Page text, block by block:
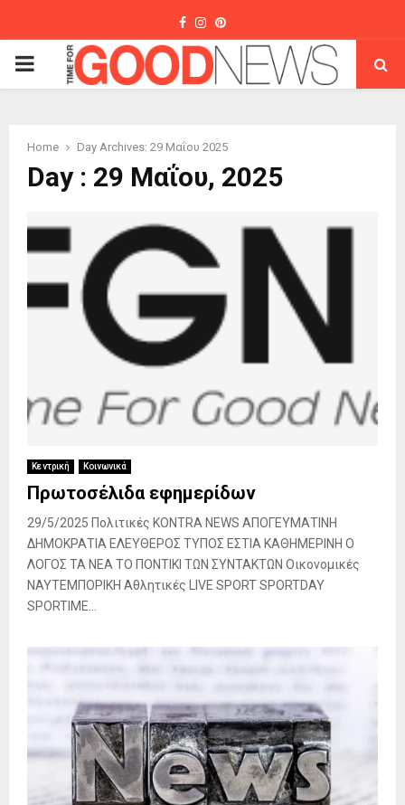
Facebook
Instagram
Pinterest
PRIMARY
Home Day Archives: 29 Μαΐου 2025
Day : 29 Μαΐου, 2025
Κεντρική Κοινωνικά
Πρωτοσέλιδα εφημερίδων
29/5/2025 Πολιτικές KONTRA NEWS ΑΠΟΓΕΥΜΑΤΙΝΗ
ΔΗΜΟΚΡΑΤΙΑ ΕΛΕΥΘΕΡΟΣ ΤΥΠΟΣ ΕΣΤΙΑ ΚΑΘΗΜΕΡΙΝΗ Ο
ΛΟΓΟΣ ΤΑ ΝΕΑ ΤΟ ΠΟΝΤΙΚΙ ΤΩΝ ΣΥΝΤΑΚΤΩΝ Οικονομικές
ΝΑΥΤΕΜΠΟΡΙΚΗ Αθλητικές LIVE SPORT SPORTDAY
SPORTIME...